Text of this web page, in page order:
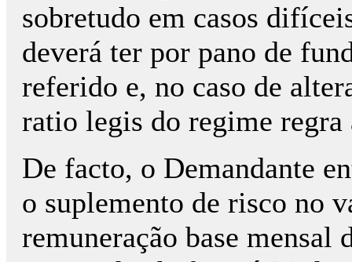
sobretudo em casos
deverá ter por pano de
referido e, no caso de
ratio legis do regime regra
De facto, o Demandante
o suplemento de risco no
remuneração base